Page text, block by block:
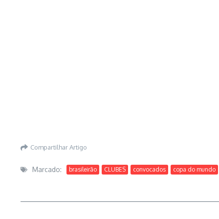
Compartilhar Artigo
Marcado: brasileirão CLUBES convocados copa do mundo